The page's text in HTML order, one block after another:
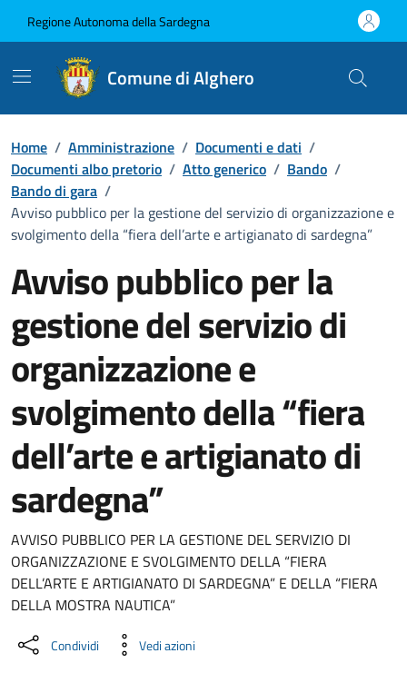
Regione Autonoma della Sardegna
Comune di Alghero
Home / Amministrazione / Documenti e dati /
Documenti albo pretorio / Atto generico / Bando /
Bando di gara /
Avviso pubblico per la gestione del servizio di organizzazione e
svolgimento della “fiera dell’arte e artigianato di sardegna”
Avviso pubblico per la
gestione del servizio di
organizzazione e
svolgimento della “fiera
dell’arte e artigianato di
sardegna”
Dettaglio del documento
AVVISO PUBBLICO PER LA GESTIONE DEL SERVIZIO DI
ORGANIZZAZIONE E SVOLGIMENTO DELLA “FIERA
DELL’ARTE E ARTIGIANATO DI SARDEGNA” E DELLA “FIERA
DELLA MOSTRA NAUTICA”
Condividi Vedi azioni